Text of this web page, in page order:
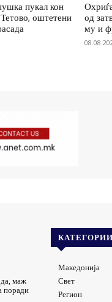
пукал кон
оштетени
од
му и
маж
поради
КАТЕГОРИИ
Македонија
Свет
Регион